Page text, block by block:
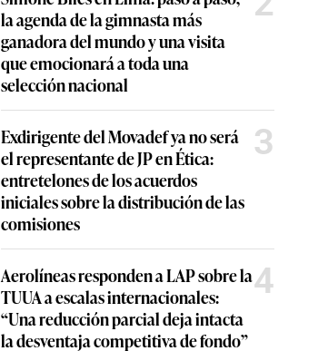
la agenda de la gimnasta más
ganadora del mundo y una visita
que emocionará a toda una
selección nacional
Exdirigente del Movadef ya no será
el representante de JP en Ética:
entretelones de los acuerdos
iniciales sobre la distribución de las
comisiones
3
Aerolíneas responden a LAP sobre la
TUUA a escalas internacionales:
“Una reducción parcial deja intacta
la desventaja competitiva de fondo”
4